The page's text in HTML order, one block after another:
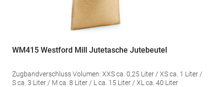
WM415 Westford Mill Jutetasche Jutebeutel
Zugbandverschluss Volumen: XXS ca. 0,25 Liter / XS ca. 1 Liter /
S ca. 3 Liter / M ca. 8 Liter / L ca. 15 Liter / XL ca. 40 Liter